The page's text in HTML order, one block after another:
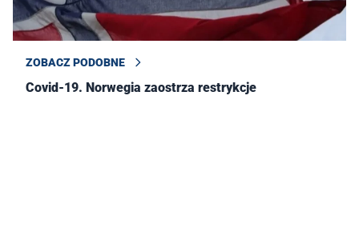
ZOBACZ PODOBNE
Covid-19. Norwegia zaostrza restrykcje